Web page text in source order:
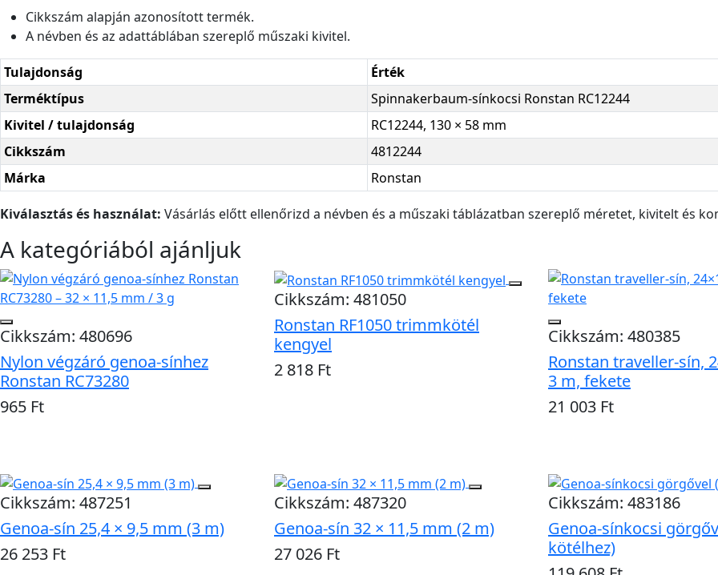
Cikkszám alapján azonosított termék.
A névben és az adattáblában szereplő műszaki kivitel.
Tulajdonság
Érték
Terméktípus
Spinnakerbaum-sínkocsi Ronstan RC12244
Kivitel / tulajdonság
RC12244, 130 × 58 mm
Cikkszám
4812244
Márka
Ronstan
Kiválasztás és használat: Vásárlás előtt ellenőrizd a névben és a műszaki táblázatban szereplő méretet, kivitelt és
A kategóriából ajánljuk
Cikkszám: 480696
Nylon végzáró genoa-sínhez
Ronstan RC73280
965 Ft
Cikkszám: 481050
Ronstan RF1050 trimmkötél
kengyel
2 818 Ft
Cikkszám: 480385
Ronstan traveller-sín,
3 m, fekete
21 003 Ft
Cikkszám: 487251
Genoa-sín 25,4 × 9,5 mm (3 m)
26 253 Ft
Cikkszám: 487320
Genoa-sín 32 × 11,5 mm (2 m)
27 026 Ft
Cikkszám: 483186
Genoa-sínkocsi
kötélhez)